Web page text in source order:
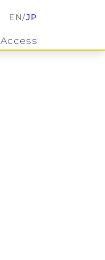
EN/JP
Access